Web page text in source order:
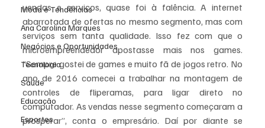
Moda e Tendências
Ana Carolina Marques
Negócios e Oportunidades
Tecnologia
Saúde
Educação
Esportes
vendas e serviços, quase foi à falência. A internet
abarrotada de ofertas no mesmo segmento, mas com
serviços sem tanta qualidade. Isso fez com que o
microempreendedor apostasse mais nos games.
“Sempre gostei de games e muito fã de jogos retro. No
ano de 2016 comecei a trabalhar na montagem de
controles de fliperamas, para ligar direto no
computador. As vendas nesse segmento começaram a
prosperar”, conta o empresário. Daí por diante se